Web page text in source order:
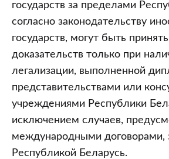
государств за пределами
согласно законодательству
государств, могут быть
доказательств только при
легализации, выполненной
представительствами или
учреждениями Республики
исключением случаев,
международными договорами,
Республикой Беларусь.